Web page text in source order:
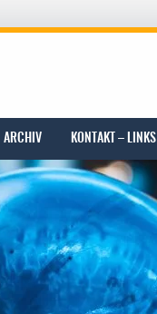
ARCHIV KONTAKT – LINKS